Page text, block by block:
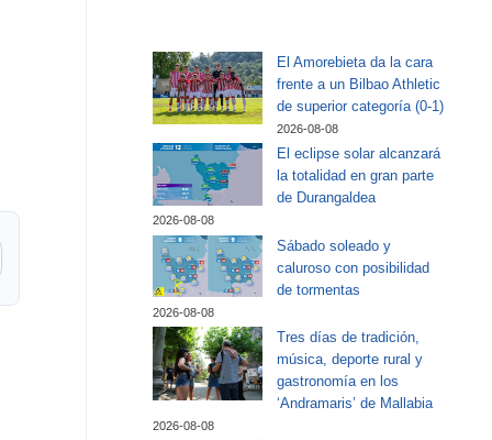
El Amorebieta da la cara
frente a un Bilbao Athletic
de superior categoría (0-1)
2026-08-08
El eclipse solar alcanzará
la totalidad en gran parte
de Durangaldea
2026-08-08
Sábado soleado y
caluroso con posibilidad
de tormentas
2026-08-08
Tres días de tradición,
música, deporte rural y
gastronomía en los
‘Andramaris’ de Mallabia
2026-08-08